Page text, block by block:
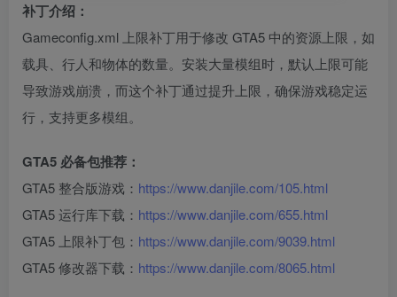
补丁介绍：
Gameconfig.xml 上限补丁用于修改 GTA5 中的资源上限，如
载具、行人和物体的数量。安装大量模组时，默认上限可能
导致游戏崩溃，而这个补丁通过提升上限，确保游戏稳定运
行，支持更多模组。
GTA5 必备包推荐：
GTA5 整合版游戏： https://www.danjile.com/105.html
GTA5 运行库下载： https://www.danjile.com/655.html
GTA5 上限补丁包： https://www.danjile.com/9039.html
GTA5 修改器下载： https://www.danjile.com/8065.html